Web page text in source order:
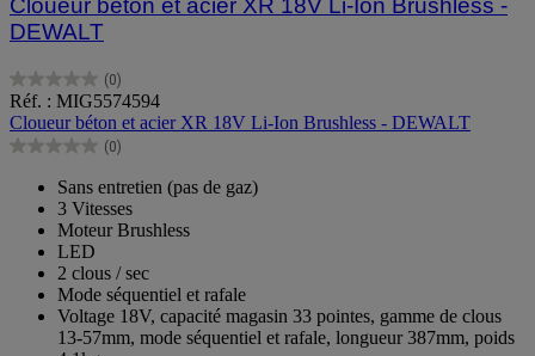
DEWALT
(0)
0.0
sur
5
étoiles.
Réf. : MIG5574594
Cloueur béton et acier XR 18V Li-Ion Brushless - DEWALT
(0)
0.0
étoiles.
Sans entretien (pas de gaz)
3 Vitesses
Moteur Brushless
LED
2 clous / sec
Mode séquentiel et rafale
Voltage 18V, capacité magasin 33 pointes, gamme de clous
13-57mm, mode séquentiel et rafale, longueur 387mm, poids